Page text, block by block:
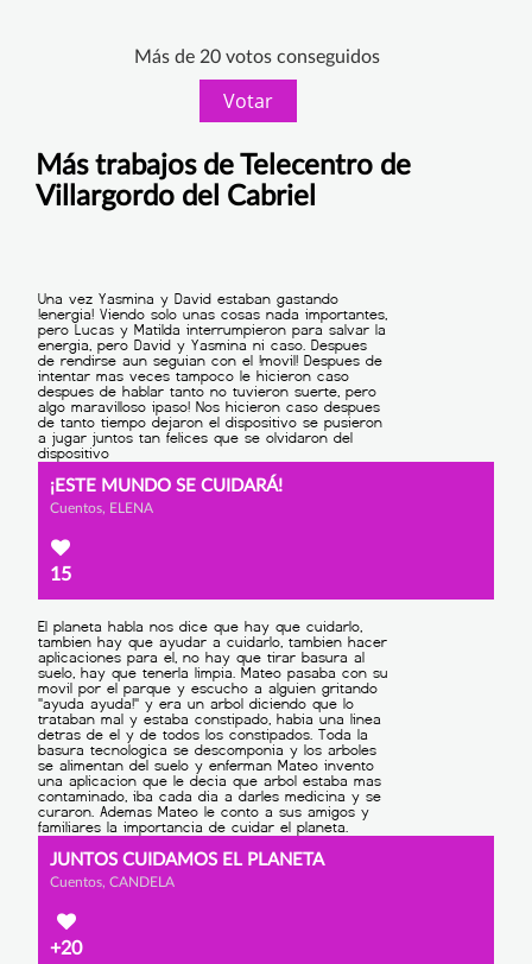
Más de 20 votos conseguidos
Votar
Más trabajos de Telecentro de
Villargordo del Cabriel
¡ESTE MUNDO SE CUIDARÁ!
Cuentos, ELENA
15
JUNTOS CUIDAMOS EL PLANETA
Cuentos, CANDELA
+20